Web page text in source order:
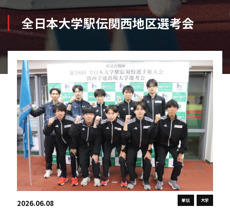
全日本大学駅伝関西地区選考会
駅伝 大学
2026.06.08